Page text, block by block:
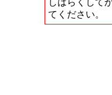
しばらくして
てください。